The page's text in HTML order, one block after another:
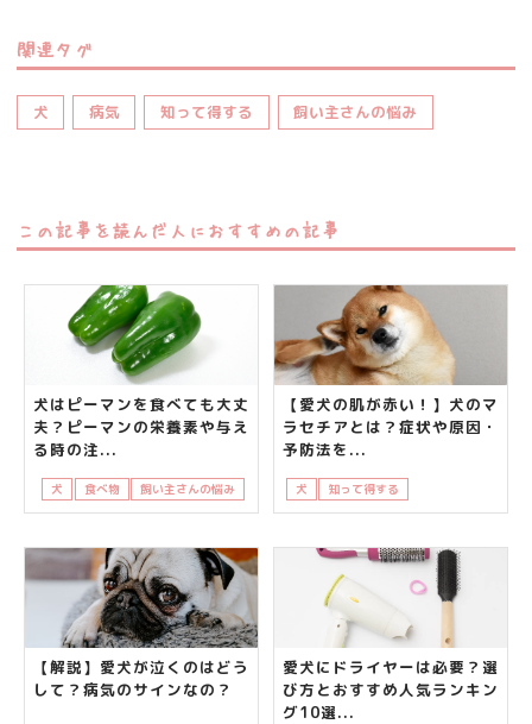
関連タグ
犬 病気 知って得する 飼い主さんの悩み
この記事を読んだ人におすすめの記事
犬はピーマンを食べても大丈
夫？ピーマンの栄養素や与え
る時の注...
犬 食べ物 飼い主さんの悩み
【愛犬の肌が赤い！】犬のマ
ラセチアとは？症状や原因・
予防法を...
犬 知って得する
【解説】愛犬が泣くのはどう
して？病気のサインなの？
愛犬にドライヤーは必要？選
び方とおすすめ人気ランキン
グ10選...